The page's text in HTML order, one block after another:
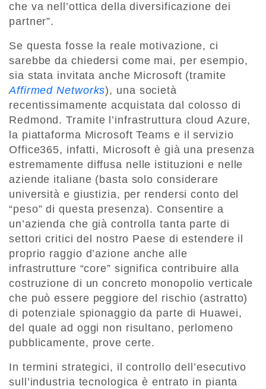
che va nell’ottica della diversificazione dei
partner”.
Se questa fosse la reale motivazione, ci
sarebbe da chiedersi come mai, per esempio,
sia stata invitata anche Microsoft (tramite
Affirmed Networks), una società
recentissimamente acquistata dal colosso di
Redmond. Tramite l’infrastruttura cloud Azure,
la piattaforma Microsoft Teams e il servizio
Office365, infatti, Microsoft è già una presenza
estremamente diffusa nelle istituzioni e nelle
aziende italiane (basta solo considerare
università e giustizia, per rendersi conto del
“peso” di questa presenza). Consentire a
un’azienda che già controlla tanta parte di
settori critici del nostro Paese di estendere il
proprio raggio d’azione anche alle
infrastrutture “core” significa contribuire alla
costruzione di un concreto monopolio verticale
che può essere peggiore del rischio (astratto)
di potenziale spionaggio da parte di Huawei,
del quale ad oggi non risultano, perlomeno
pubblicamente, prove certe.
In termini strategici, il controllo dell’esecutivo
sull’industria tecnologica è entrato in pianta